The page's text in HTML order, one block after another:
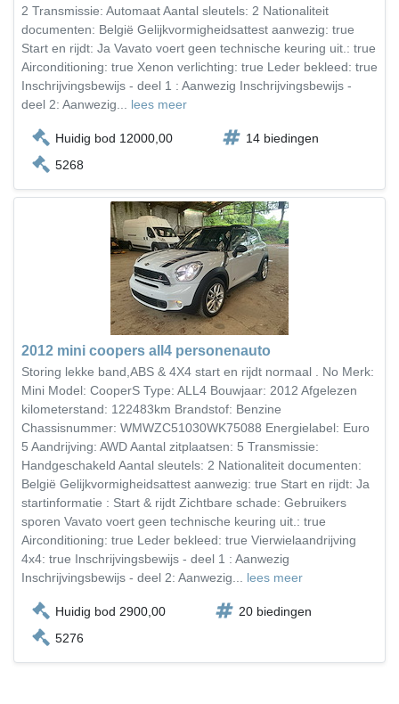
2 Transmissie: Automaat Aantal sleutels: 2 Nationaliteit
documenten: België Gelijkvormigheidsattest aanwezig: true
Start en rijdt: Ja Vavato voert geen technische keuring uit.: true
Airconditioning: true Xenon verlichting: true Leder bekleed: true
Inschrijvingsbewijs - deel 1 : Aanwezig Inschrijvingsbewijs -
deel 2: Aanwezig... lees meer
Huidig bod 12000,00
14 biedingen
5268
2012 mini coopers all4 personenauto
Storing lekke band,ABS & 4X4 start en rijdt normaal . No Merk:
Mini Model: CooperS Type: ALL4 Bouwjaar: 2012 Afgelezen
kilometerstand: 122483km Brandstof: Benzine
Chassisnummer: WMWZC51030WK75088 Energielabel: Euro
5 Aandrijving: AWD Aantal zitplaatsen: 5 Transmissie:
Handgeschakeld Aantal sleutels: 2 Nationaliteit documenten:
België Gelijkvormigheidsattest aanwezig: true Start en rijdt: Ja
startinformatie : Start & rijdt Zichtbare schade: Gebruikers
sporen Vavato voert geen technische keuring uit.: true
Airconditioning: true Leder bekleed: true Vierwielaandrijving
4x4: true Inschrijvingsbewijs - deel 1 : Aanwezig
Inschrijvingsbewijs - deel 2: Aanwezig... lees meer
Huidig bod 2900,00
20 biedingen
5276